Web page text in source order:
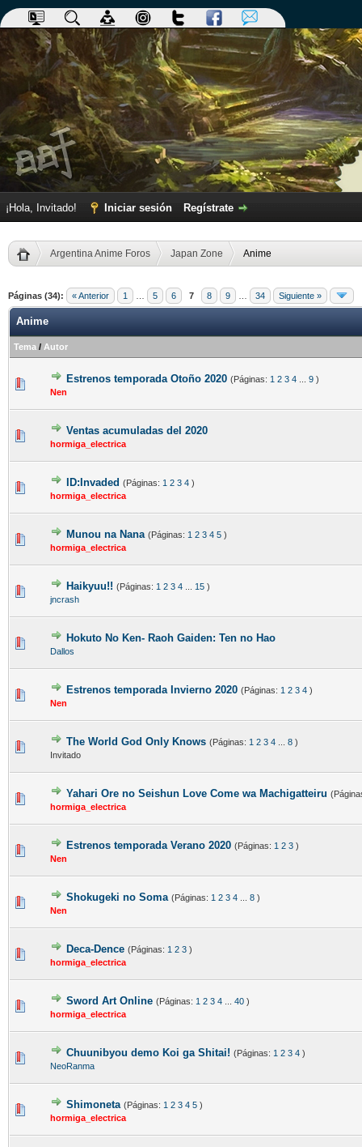
¡Hola, Invitado! Iniciar sesión Regístrate
Argentina Anime Foros Japan Zone Anime
Páginas (34): « Anterior 1 5 6 7 8 9 34 Siguiente »
Anime
Tema / Autor
Estrenos temporada Otoño 2020 (Páginas: 1 2 3 4 9 )
Nen
Ventas acumuladas del 2020
hormiga_electrica
ID:Invaded (Páginas: 1 2 3 4 )
hormiga_electrica
Munou na Nana (Páginas: 1 2 3 4 5 )
hormiga_electrica
Haikyuu!! (Páginas: 1 2 3 4 15 )
jncrash
Hokuto No Ken- Raoh Gaiden: Ten no Hao
Dallos
Estrenos temporada Invierno 2020 (Páginas: 1 2 3 4 )
Nen
The World God Only Knows (Páginas: 1 2 3 4 8 )
Invitado
Yahari Ore no Seishun Love Come wa Machigatteiru
hormiga_electrica
Estrenos temporada Verano 2020 (Páginas: 1 2 3 )
Nen
Shokugeki no Soma (Páginas: 1 2 3 4 8 )
Nen
Deca-Dence (Páginas: 1 2 3 )
hormiga_electrica
Sword Art Online (Páginas: 1 2 3 4 40 )
hormiga_electrica
Chuunibyou demo Koi ga Shitai! (Páginas: 1 2 3 4 )
NeoRanma
Shimoneta (Páginas: 1 2 3 4 5 )
hormiga_electrica